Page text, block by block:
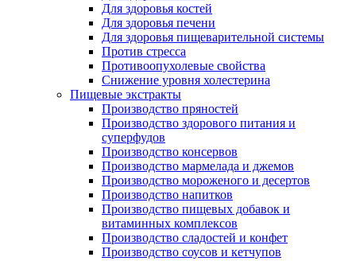
Для здоровья костей
Для здоровья печени
Для здоровья пищеварительной системы
Против стресса
Противоопухолевые свойства
Снижение уровня холестерина
Пищевые экстракты
Производство пряностей
Производство здорового питания и
суперфудов
Производство консервов
Производство мармелада и джемов
Производство мороженого и десертов
Производство напитков
Производство пищевых добавок и
витаминных комплексов
Производство сладостей и конфет
Производство соусов и кетчупов